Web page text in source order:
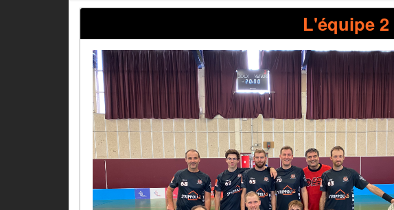
L'équipe